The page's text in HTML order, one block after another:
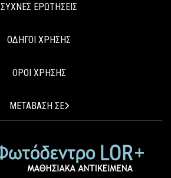
ΣΥΧΝΕΣ ΕΡΩΤΗΣΕΙΣ
ΟΔΗΓΟΙ ΧΡΗΣΗΣ
ΟΡΟΙ ΧΡΗΣΗΣ
ΜΕΤΑΒΑΣΗ ΣΕ